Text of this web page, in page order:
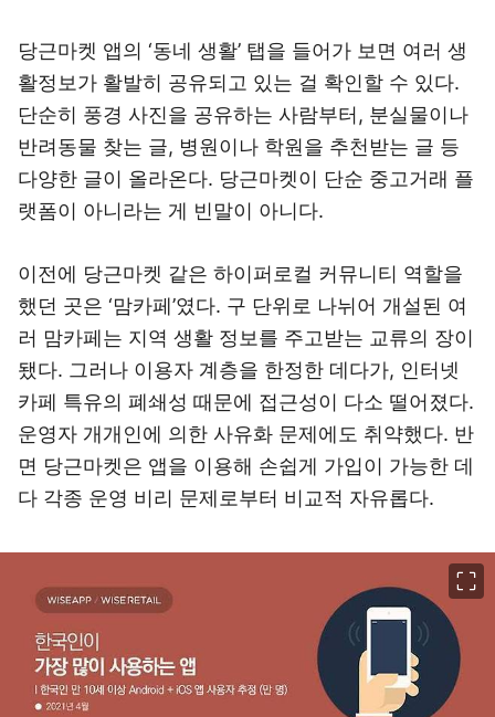
당근마켓 앱의 ‘동네 생활’ 탭을 들어가 보면 여러 생
활정보가 활발히 공유되고 있는 걸 확인할 수 있다.
단순히 풍경 사진을 공유하는 사람부터, 분실물이나
반려동물 찾는 글, 병원이나 학원을 추천받는 글 등
다양한 글이 올라온다. 당근마켓이 단순 중고거래 플
랫폼이 아니라는 게 빈말이 아니다.
이전에 당근마켓 같은 하이퍼로컬 커뮤니티 역할을
했던 곳은 ‘맘카페’였다. 구 단위로 나뉘어 개설된 여
러 맘카페는 지역 생활 정보를 주고받는 교류의 장이
됐다. 그러나 이용자 계층을 한정한 데다가, 인터넷
카페 특유의 폐쇄성 때문에 접근성이 다소 떨어졌다.
운영자 개개인에 의한 사유화 문제에도 취약했다. 반
면 당근마켓은 앱을 이용해 손쉽게 가입이 가능한 데
다 각종 운영 비리 문제로부터 비교적 자유롭다.